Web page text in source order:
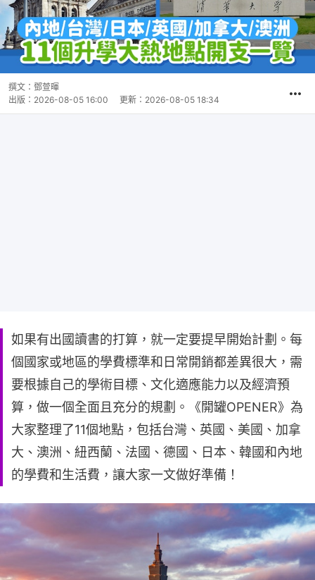
撰文： 鄧萱暉
出版： 2026-08-05 16:00 更新： 2026-08-05 18:34
如果有出國讀書的打算，就一定要提早開始計劃。每
個國家或地區的學費標準和日常開銷都差異很大，需
要根據自己的學術目標、文化適應能力以及經濟預
算，做一個全面且充分的規劃。《開罐OPENER》為
大家整理了11個地點，包括台灣、英國、美國、加拿
大、澳洲、紐西蘭、法國、德國、日本、韓國和內地
的學費和生活費，讓大家一文做好準備！